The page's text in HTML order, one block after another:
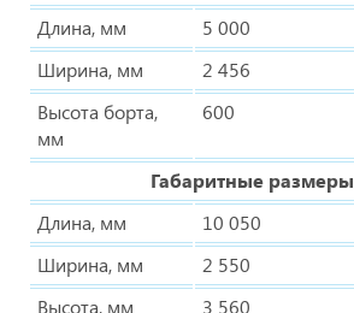
Длина, мм
5 000
Ширина, мм
2 456
Высота борта,
мм
600
Габаритные размеры
Длина, мм
10 050
Ширина, мм
2 550
Высота, мм
3 560